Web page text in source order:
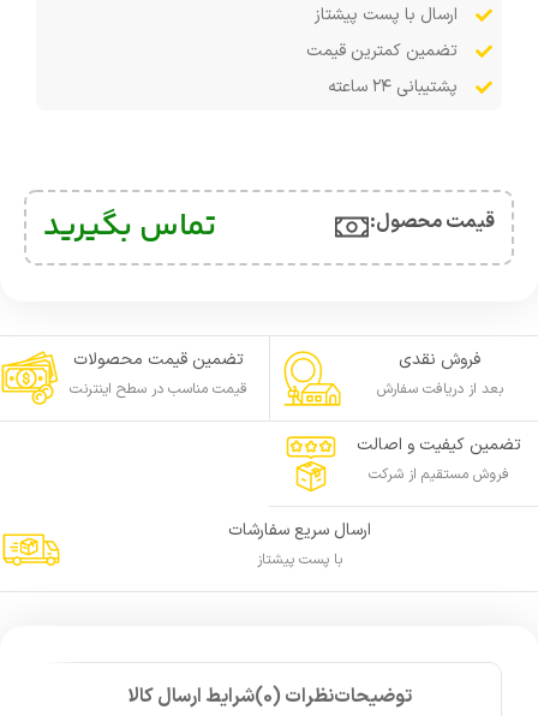
ارسال با پست پیشتاز
تضمین کمترین قیمت
پشتیبانی ۲۴ ساعته
قیمت محصول:​ تماس بگیرید
فروش نقدی
بعد از دریافت سفارش
تضمین قیمت محصولات
قیمت مناسب در سطح اینترنت
تضمین کیفیت و اصالت
فروش مستقیم از شرکت
ارسال سریع سفارشات
با پست پیشتاز
توضیحاتنظرات (0) شرایط ارسال کالا